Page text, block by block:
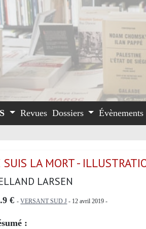
Revues Dossiers Évènements
SUIS LA MORT -
LARSEN
€ -VERSANT SUD J - 12 avril 2019 -
: